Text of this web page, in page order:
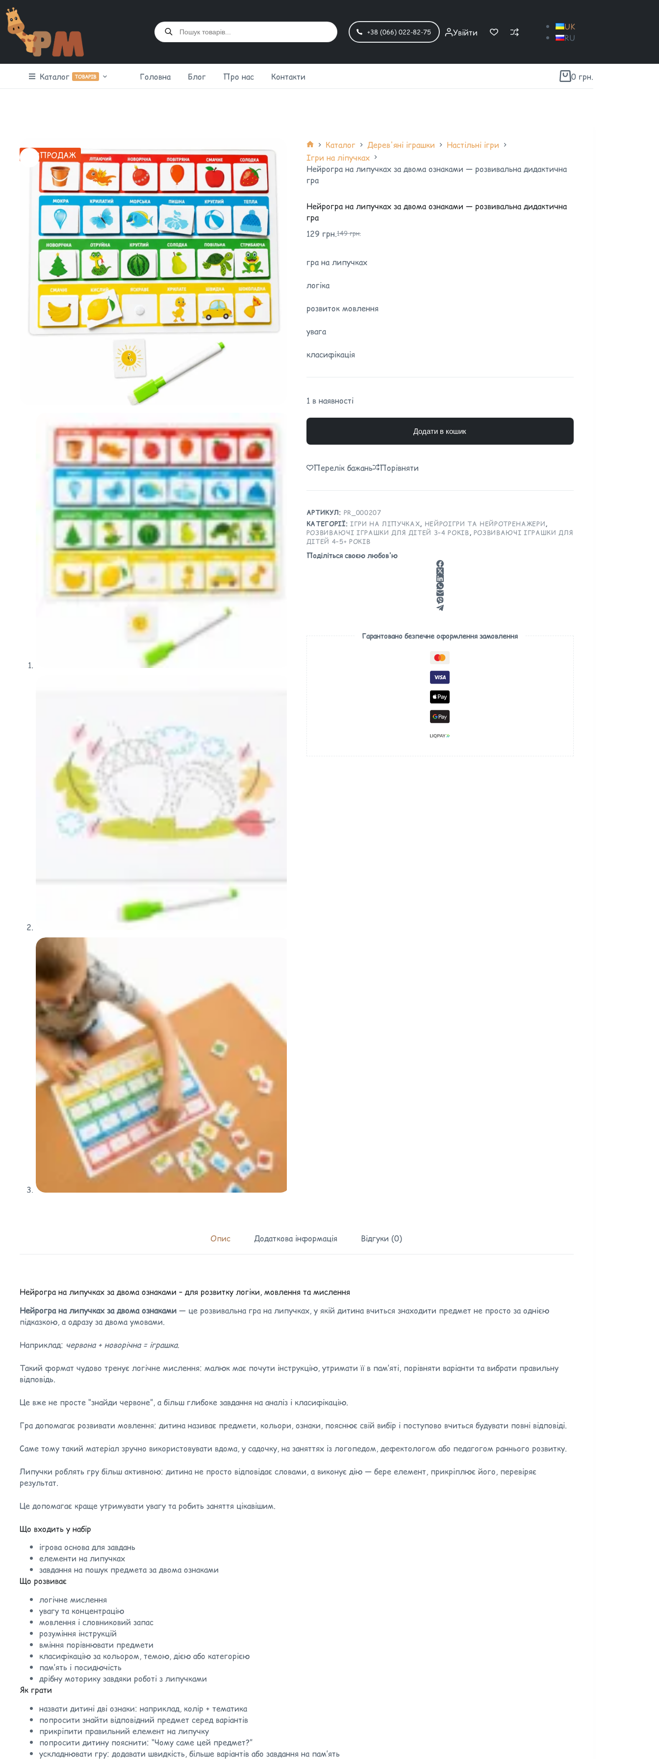
+38 (066) 022-82-75 Увійти
UK
RU
Каталог ТОВАРІВ Головна Блог Про нас Контакти 0 грн.
РОЗПРОДАЖ
Каталог Дерев'яні іграшки
Настільні ігри
Ігри на ліпучках
Нейрогра на липучках за двома ознаками — розвивальна дидактична
гра
Нейрогра на липучках за двома ознаками — розвивальна дидактична
гра
149грн.
129 грн.
гра на липучках
логіка
розвиток мовлення
увага
класифікація
1 в наявності
Додати в кошик
t
a
t
i
v
Перелік бажань Порівняти
АРТИКУЛ: PR_000207
КАТЕГОРІЇ: ІГРИ НА ЛІПУЧКАХ, НЕЙРОІГРИ ТА НЕЙРОТРЕНАЖЕРИ,
РОЗВИВАЮЧІ ІГРАШКИ ДЛЯ ДІТЕЙ 3–4 РОКІВ, РОЗВИВАЮЧІ ІГРАШКИ ДЛЯ
ДІТЕЙ 4–5+ РОКІВ
Поділіться своєю любов'ю
Гарантовано безпечне оформлення замовлення
Опис Додаткова інформація Відгуки (0)
Нейрогра на липучках за двома ознаками – для розвитку логіки, мовлення та мислення
Нейрогра на липучках за двома ознаками — це розвивальна гра на липучках, у якій дитина вчиться знаходити предмет не просто за однією
підказкою, а одразу за двома умовами.
Наприклад: червона + новорічна = іграшка.
Такий формат чудово тренує логічне мислення: малюк має почути інструкцію, утримати її в пам’яті, порівняти варіанти та вибрати правильну
відповідь.
Це вже не просте “знайди червоне”, а більш глибоке завдання на аналіз і класифікацію.
Гра допомагає розвивати мовлення: дитина називає предмети, кольори, ознаки, пояснює свій вибір і поступово вчиться будувати повні відповіді.
Саме тому такий матеріал зручно використовувати вдома, у садочку, на заняттях із логопедом, дефектологом або педагогом раннього розвитку.
Липучки роблять гру більш активною: дитина не просто відповідає словами, а виконує дію — бере елемент, прикріплює його, перевіряє
результат.
Це допомагає краще утримувати увагу та робить заняття цікавішим.
Що входить у набір
ігрова основа для завдань
елементи на липучках
завдання на пошук предмета за двома ознаками
Що розвиває
логічне мислення
увагу та концентрацію
мовлення і словниковий запас
розуміння інструкцій
вміння порівнювати предмети
класифікацію за кольором, темою, дією або категорією
пам’ять і посидючість
дрібну моторику завдяки роботі з липучками
Як грати
назвати дитині дві ознаки: наприклад, колір + тематика
попросити знайти відповідний предмет серед варіантів
прикріпити правильний елемент на липучку
попросити дитину пояснити: “Чому саме цей предмет?”
ускладнювати гру: додавати швидкість, більше варіантів або завдання на пам’ять